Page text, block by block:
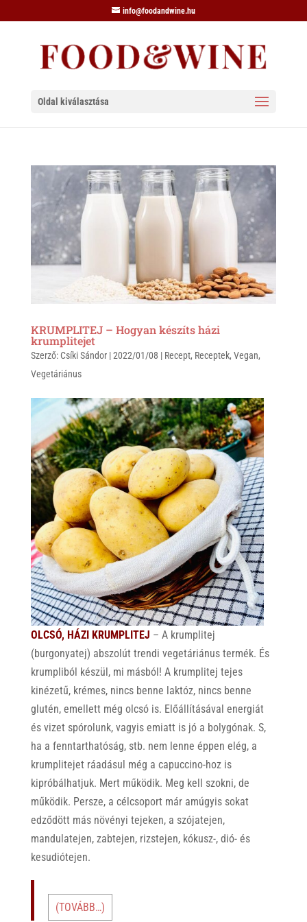
info@foodandwine.hu
Oldal kiválasztása
KRUMPLITEJ – Hogyan készíts házi
krumplitejet
Szerző: Csíki Sándor|2022/01/08 | Recept, Receptek, Vegan,
Vegetáriánus
OLCSÓ, HÁZI KRUMPLITEJ – A krumplitej
(burgonyatej) abszolút trendi vegetáriánus termék. És
krumpliból készül, mi másból! A krumplitej tejes
kinézetű, krémes, nincs benne laktóz, nincs benne
glutén, emellett még olcsó is. Előállításával energiát
és vizet spórolunk, vagyis emiatt is jó a bolygónak. S,
ha a fenntarthatóság, stb. nem lenne éppen elég, a
krumplitejet ráadásul még a capuccino-hoz is
kipróbálhatjuk. Mert működik. Meg kell szokni, de
működik. Persze, a célcsoport már amúgyis sokat
edződött más növényi tejeken, a szójatejen,
mandulatejen, zabtejen, rizstejen, kókusz-, dió- és
kesudiótejen.
(TOVÁBB…)